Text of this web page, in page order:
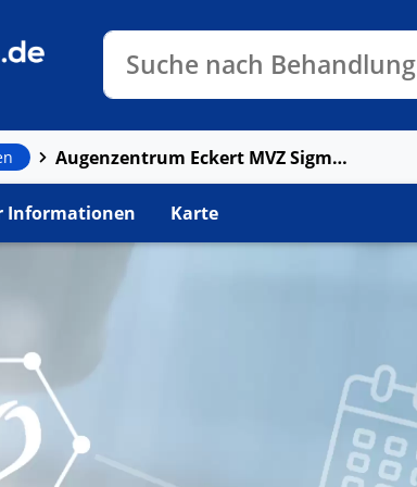
Suche nach Behandlung
Augenzentrum Eckert MVZ Sigmaringen
Informationen Karte